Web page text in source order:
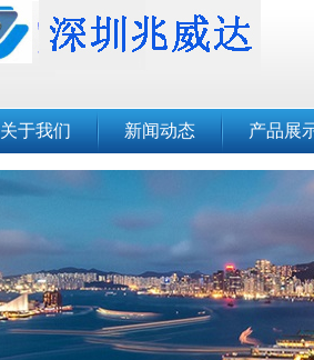
关于我们 新闻动态 产品展